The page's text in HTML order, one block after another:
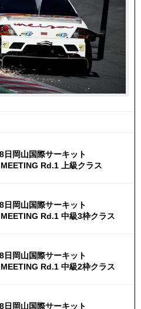
日岡山国際サーキット
Rd.1 上級クラス
日岡山国際サーキット
Rd.1 中級3枠クラス
日岡山国際サーキット
Rd.1 中級2枠クラス
日岡山国際サーキット